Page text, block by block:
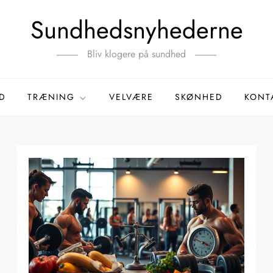
Sundhedsnyhederne
Bliv klogere på sundhed
TRÆNING VELVÆRE SKØNHED